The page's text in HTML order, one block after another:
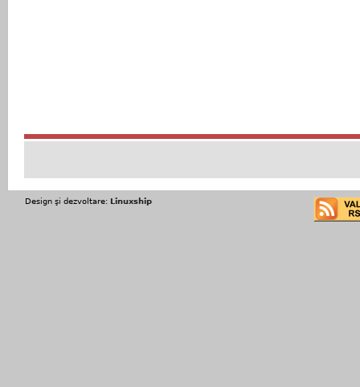
Design şi dezvoltare: Linuxship